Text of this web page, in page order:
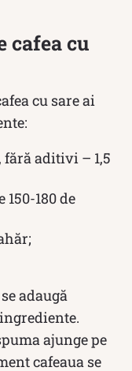
cafea cu
cu sare ai
fără aditivi – 1,5
180 de
adaugă
ajunge pe
cafeaua se